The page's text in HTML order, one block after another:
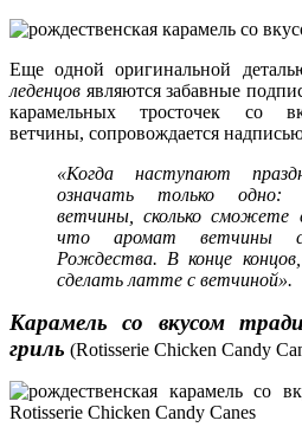
Еще одной оригинальной
леденцов являются забавные
карамельных тросточек со
ветчины, сопровождается
«Когда наступают
означать только одно:
ветчины, сколько сможете
что аромат ветчины
Рождества. В конце
сделать латте с ветчиной».
Карамель со вкусом
гриль (Rotisserie Chicken Candy